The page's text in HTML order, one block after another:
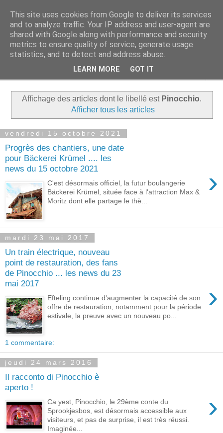
Rue Efteling
Le blog francophone non officiel dédié à Efteling
Affichage des articles dont le libellé est Pinocchio.
Afficher tous les articles
vendredi 15 octobre 2021
Progrès des chantiers, une date
pour Bäckerei Krümel .... les
news du 15 octobre 2021
›
C'est désormais officiel, la futur boulangerie
Bäckerei Krümel, située face à l'attraction Max &
Moritz dont elle partage le thè...
mardi 23 mai 2017
Un train électrique, nouveau
point de restauration, des fans
de Pinocchio ... les news du 23
mai 2017
›
Efteling continue d'augmenter la capacité de son
offre de restauration, notamment pour la période
estivale, la preuve avec un nouveau po...
1 commentaire:
jeudi 24 mars 2016
Il racconto di Pinocchio è
aperto !
›
Ca yest, Pinocchio, le 29ème conte du
Sprookjesbos, est désormais accessible aux
visiteurs, et pas de surprise, il est très réussi.
Imaginée...
This site uses cookies from Google to deliver its services
and to analyze traffic. Your IP address and user-agent are
shared with Google along with performance and security
metrics to ensure quality of service, generate usage
statistics, and to detect and address abuse.
LEARN MORE GOT IT